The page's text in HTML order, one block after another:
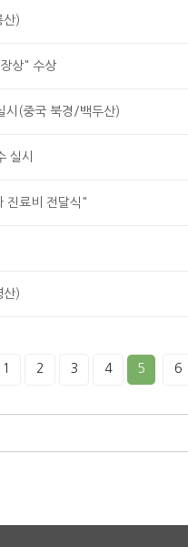
산)
상" 수상
시(중국 북경/백두산)
실시
진료비 전달식"
산)
1 2 3 4 5 6